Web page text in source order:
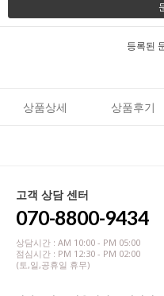
등록된
상품상세 상품후기
고객 상담 센터
070-8800-9434
상담시간 : AM 10:00 - PM 05:00
점심시간 : PM 12:30 - PM 02:00
(토,일,공휴일 휴무)